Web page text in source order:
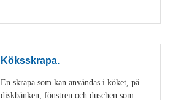
Köksskrapa.
En skrapa som kan användas i köket, på
diskbänken, fönstren och duschen som